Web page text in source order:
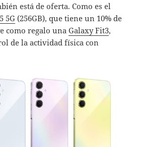
está de oferta. Como es el
5G (256GB), que tiene un 10% de
como regalo unaGalaxy Fit3,
de la actividad física con